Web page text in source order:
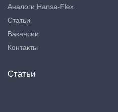
Аналоги Hansa-Flex
Статьи
Вакансии
Контакты
Статьи